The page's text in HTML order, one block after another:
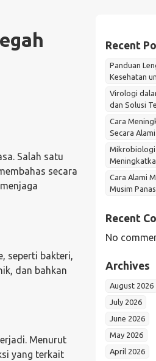
Salah satu
secara
seperti bakteri,
dan bahkan
Menurut
yang terkait
Recent
Panduan
Kesehatan
Virologi
dan Solusi
Cara
Secara
Mikrobiologi
Cara Alami
Musim Panas
Recent
No
Archives
August 2026
July 2026
June 2026
May 2026
April 2026